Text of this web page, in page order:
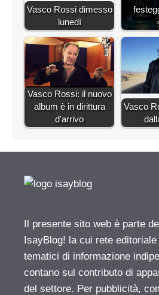
Vasco Rossi dimesso
lunedì
Vasco Rossi: il nuovo
album è in dirittura
d'arrivo
Vasco
Il presente sito web è parte
IsayBlog! la cui rete
tematici di informazione
contano sul contributo di
del settore. Per pubblicità,